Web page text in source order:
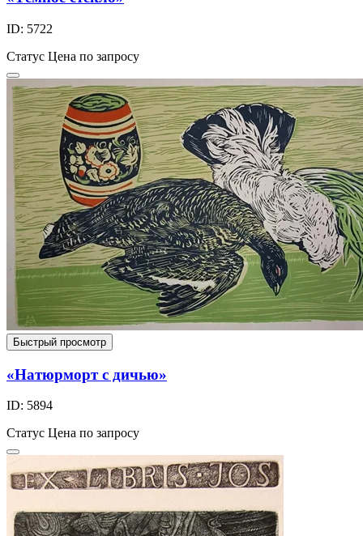
ID: 5722
Статус Цена по запросу
Быстрый просмотр
«Натюрморт с дичью»
ID: 5894
Статус Цена по запросу